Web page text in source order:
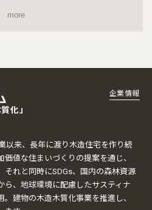
more
化」
以来、長年に渡り木造住宅を作り続
値な住まいづくりの提案を通じ、
それと同時にSDGs、国内の森林資源
ら、地球環境に配慮したサスティナ
建物の木造木質化事業を推進し、
企業情報